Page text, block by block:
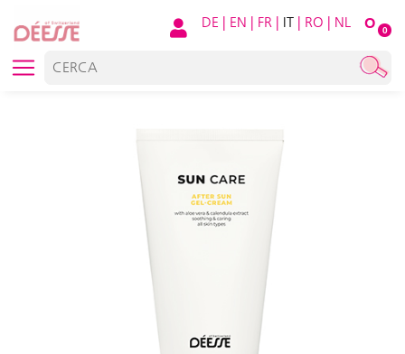
O 0
DE | EN | FR | IT | RO | NL